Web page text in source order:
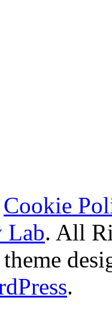
Cookie
Lab. All
theme
.